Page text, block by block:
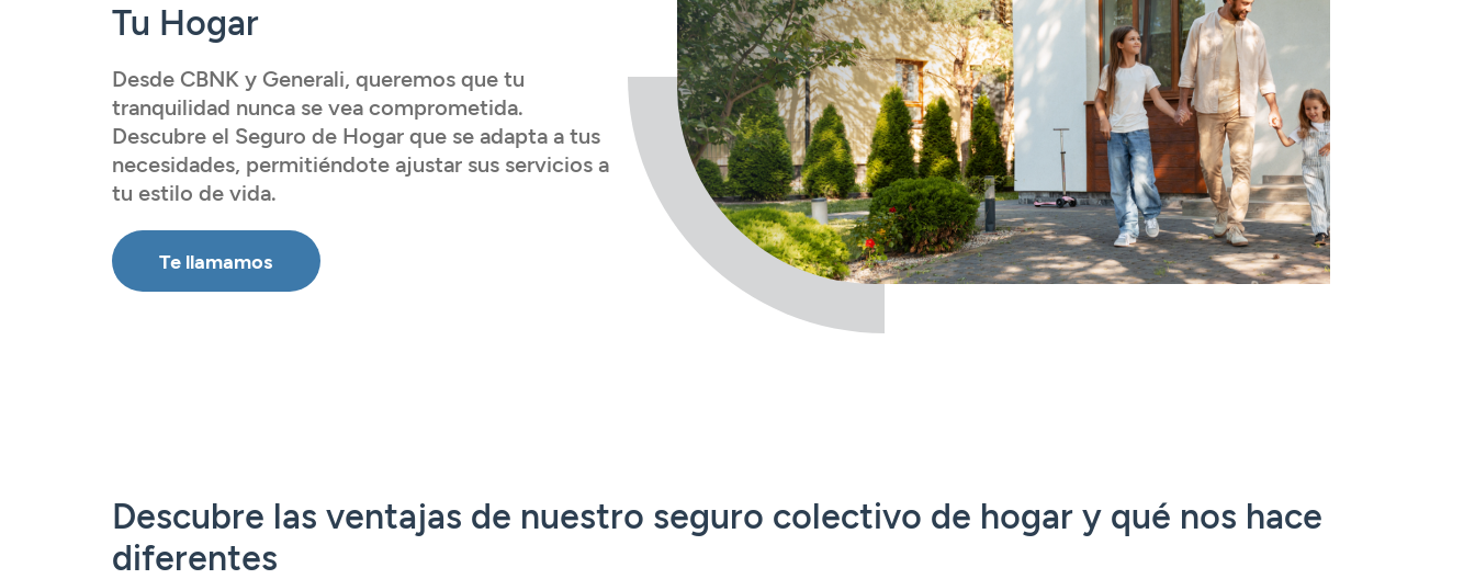
Seguros
Servicios
Acceder
Servicios
Acceder
Seguros
Servicios
Expatriados
Acceder
Seguros
Servicios
Acceder
Tu Hogar
Desde CBNK y Generali, queremos que tu
tranquilidad nunca se vea comprometida.
Descubre el Seguro de Hogar que se adapta a tus
necesidades, permitiéndote ajustar sus servicios a
tu estilo de vida.
Te llamamos
Descubre las ventajas de nuestro seguro colectivo de hogar y qué nos hace
diferentes